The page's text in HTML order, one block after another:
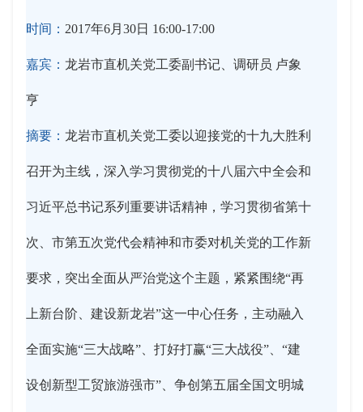
时间： 2017年6月30日 16:00-17:00
嘉宾： 龙岩市直机关党工委副书记、调研员 卢象
亨
摘要： 龙岩市直机关党工委以迎接党的十九大胜利
召开为主线，深入学习贯彻党的十八届六中全会和
习近平总书记系列重要讲话精神，学习贯彻省第十
次、市第五次党代会精神和市委对机关党的工作新
要求，突出全面从严治党这个主题，紧紧围绕“再
上新台阶、建设新龙岩”这一中心任务，主动融入
全面实施“三大战略”、打好打赢“三大战役”、“建
设创新型工贸旅游强市”、争创第五届全国文明城